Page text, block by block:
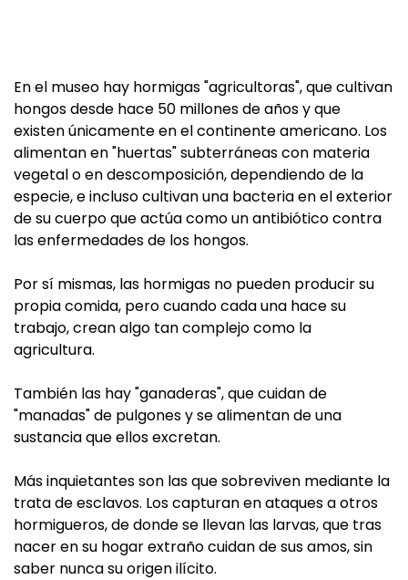
En el museo hay hormigas "agricultoras", que cultivan
hongos desde hace 50 millones de años y que
existen únicamente en el continente americano. Los
alimentan en "huertas" subterráneas con materia
vegetal o en descomposición, dependiendo de la
especie, e incluso cultivan una bacteria en el exterior
de su cuerpo que actúa como un antibiótico contra
las enfermedades de los hongos.
Por sí mismas, las hormigas no pueden producir su
propia comida, pero cuando cada una hace su
trabajo, crean algo tan complejo como la
agricultura.
También las hay "ganaderas", que cuidan de
"manadas" de pulgones y se alimentan de una
sustancia que ellos excretan.
Más inquietantes son las que sobreviven mediante la
trata de esclavos. Los capturan en ataques a otros
hormigueros, de donde se llevan las larvas, que tras
nacer en su hogar extraño cuidan de sus amos, sin
saber nunca su origen ilícito.